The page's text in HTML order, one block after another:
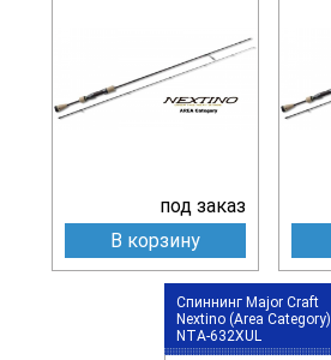
под заказ
В корзину
Спиннинг Major Craft
Nextino (Area Category)
NTA-632XUL